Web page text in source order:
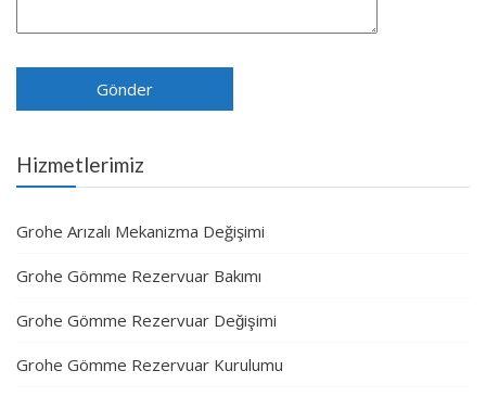
Hizmetlerimiz
Grohe Arızalı Mekanizma Değişimi
Grohe Gömme Rezervuar Bakımı
Grohe Gömme Rezervuar Değişimi
Grohe Gömme Rezervuar Kurulumu